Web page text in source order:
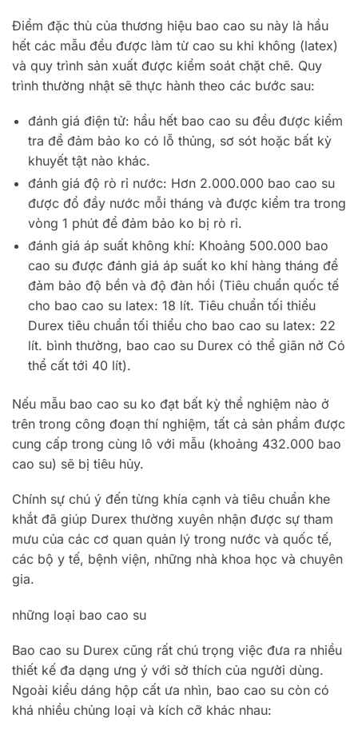
Điểm đặc thù của thương hiệu bao cao su này là hầu
hết các mẫu đều được làm từ cao su khi không (latex)
và quy trình sản xuất được kiểm soát chặt chẽ. Quy
trình thường nhật sẽ thực hành theo các bước sau:
đánh giá điện tử: hầu hết bao cao su đều được kiểm
tra để đảm bảo ko có lỗ thủng, sơ sót hoặc bất kỳ
khuyết tật nào khác.
đánh giá độ rò rỉ nước: Hơn 2.000.000 bao cao su
được đổ đầy nước mỗi tháng và được kiểm tra trong
vòng 1 phút để đảm bảo ko bị rò rỉ.
đánh giá áp suất không khí: Khoảng 500.000 bao
cao su được đánh giá áp suất ko khí hàng tháng để
đảm bảo độ bền và độ đàn hồi (Tiêu chuẩn quốc tế
cho bao cao su latex: 18 lít. Tiêu chuẩn tối thiểu
Durex tiêu chuẩn tối thiểu cho bao cao su latex: 22
lít. bình thường, bao cao su Durex có thể giãn nở Có
thể cất tới 40 lít).
Nếu mẫu bao cao su ko đạt bất kỳ thể nghiệm nào ở
trên trong công đoạn thí nghiệm, tất cả sản phẩm được
cung cấp trong cùng lô với mẫu (khoảng 432.000 bao
cao su) sẽ bị tiêu hủy.
Chính sự chú ý đến từng khía cạnh và tiêu chuẩn khe
khắt đã giúp Durex thường xuyên nhận được sự tham
mưu của các cơ quan quản lý trong nước và quốc tế,
các bộ y tế, bệnh viện, những nhà khoa học và chuyên
gia.
những loại bao cao su
Bao cao su Durex cũng rất chú trọng việc đưa ra nhiều
thiết kế đa dạng ưng ý với sở thích của người dùng.
Ngoài kiểu dáng hộp cất ưa nhìn, bao cao su còn có
khá nhiều chủng loại và kích cỡ khác nhau: